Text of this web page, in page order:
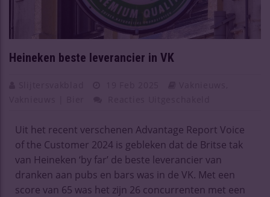
Heineken beste leverancier in VK
Uit het recent verschenen Advantage Report Voice
of the Customer 2024 is gebleken dat de Britse tak
van Heineken ‘by far’ de beste leverancier van
dranken aan pubs en bars was in de VK. Met een
score van 65 was het zijn 26 concurrenten met een